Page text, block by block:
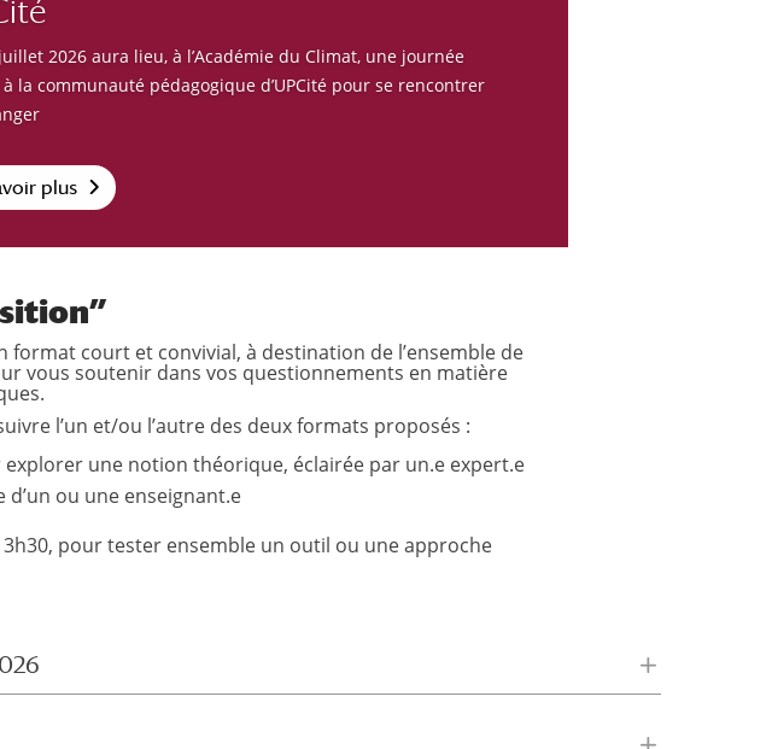
2026 aura lieu, à l’Académie du Climat, une journée
la communauté pédagogique d’UPCité pour se rencontrer
plus
format court et convivial, à destination de l’ensemble de
vous soutenir dans vos questionnements en matière
l’un et/ou l’autre des deux formats proposés :
explorer une notion théorique, éclairée par un.e expert.e
ou une enseignant.e
pour tester ensemble un outil ou une approche